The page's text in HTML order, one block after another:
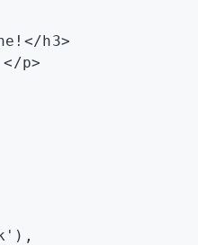
h3>
</p>
) ,